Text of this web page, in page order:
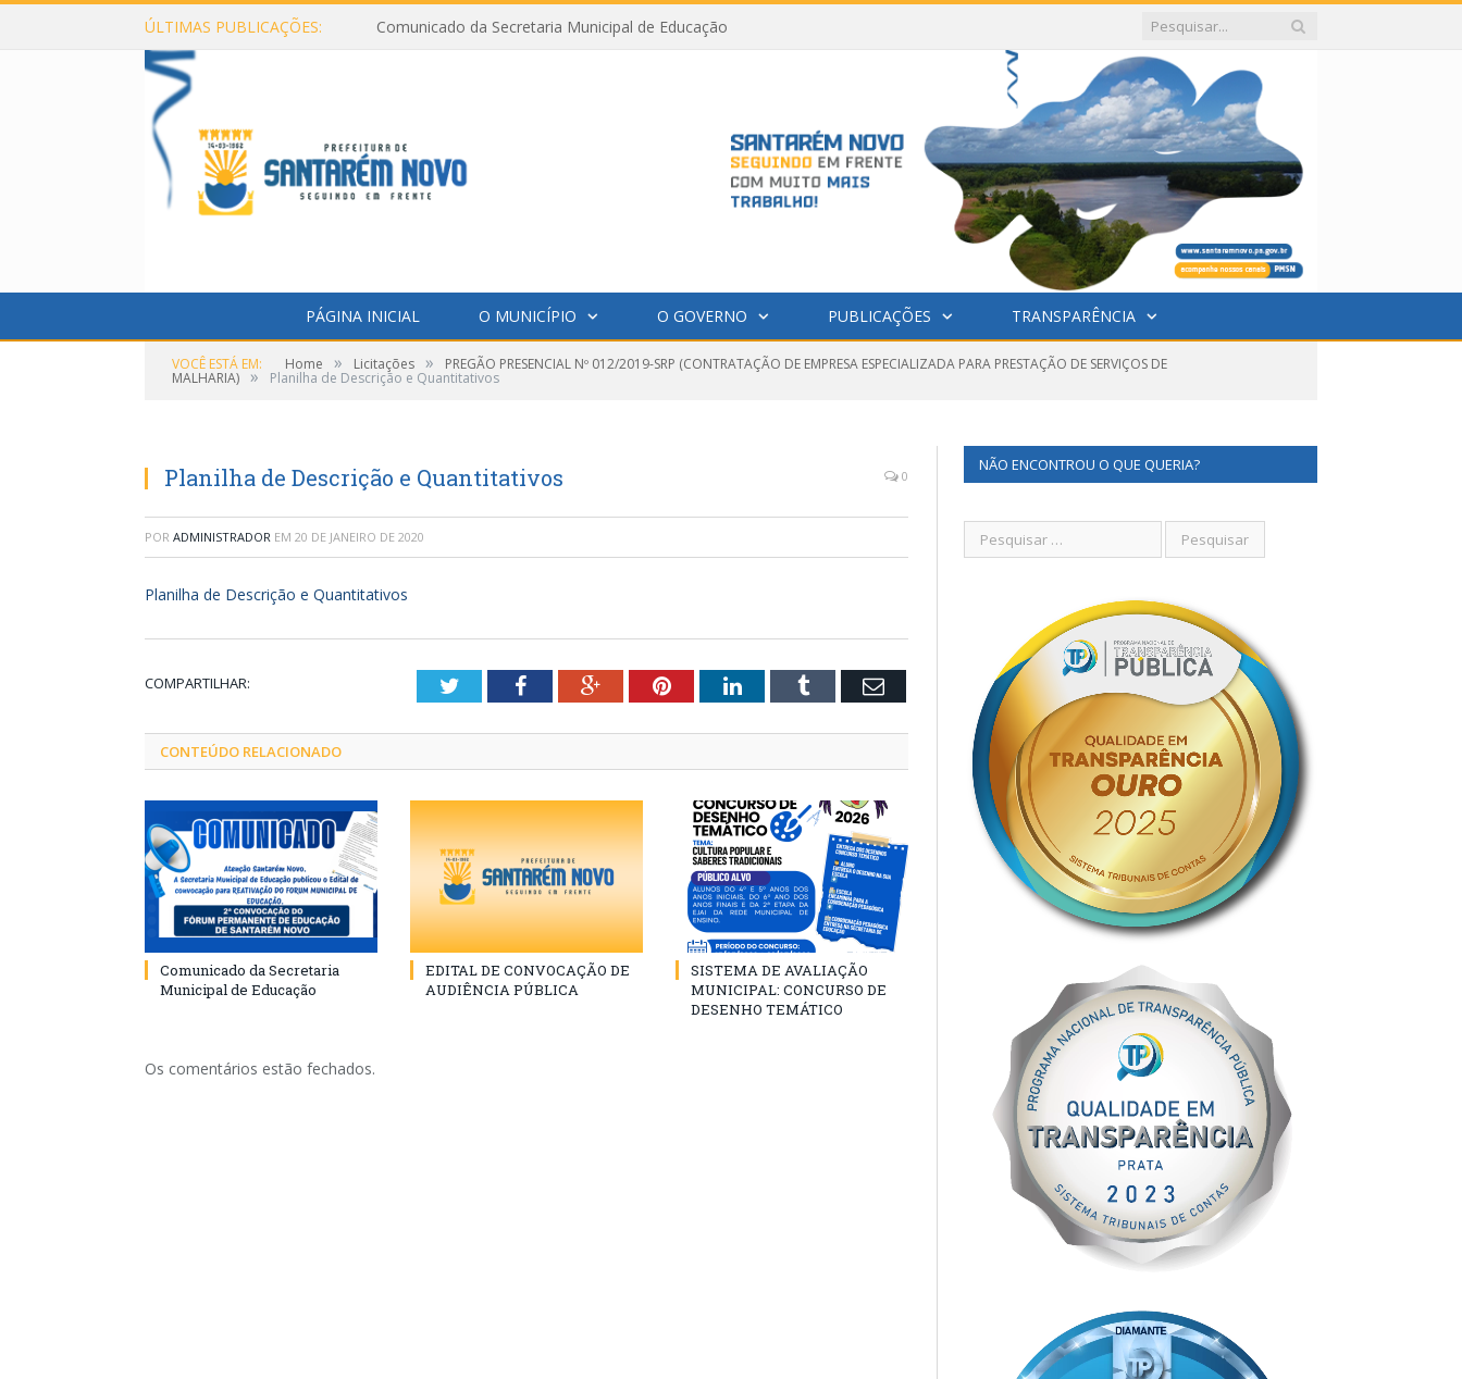
ÚLTIMAS PUBLICAÇÕES: Comunicado da Secretaria Municipal de Educação
PÁGINA INICIAL O MUNICÍPIO O GOVERNO PUBLICAÇÕES TRANSPARÊNCIA
VOCÊ ESTÁ EM: Home » Licitações » PREGÃO PRESENCIAL Nº 012/2019-SRP (CONTRATAÇÃO DE EMPRESA ESPECIALIZADA PARA PRESTAÇÃO DE SERVIÇOS DE
MALHARIA) » Planilha de Descrição e Quantitativos
Planilha de Descrição e Quantitativos 0
POR ADMINISTRADOR EM 20 DE JANEIRO DE 2020
Planilha de Descrição e Quantitativos
COMPARTILHAR: TwitterFacebookGoogle+PinterestLinkedInTumblr Email
CONTEÚDO RELACIONADO
Comunicado da Secretaria
Municipal de Educação
EDITAL DE CONVOCAÇÃO DE
AUDIÊNCIA PÚBLICA
SISTEMA DE AVALIAÇÃO
MUNICIPAL: CONCURSO DE
DESENHO TEMÁTICO
Os comentários estão fechados.
NÃO ENCONTROU O QUE QUERIA?